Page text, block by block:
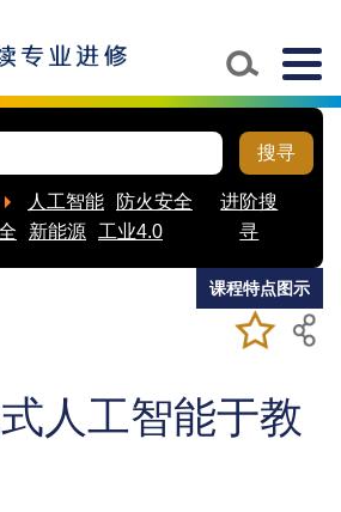
搜寻
人工智能
防火安全
新能源 工业4.0
进阶搜
寻
加入/移除
至我喜爱
儲存課程
人工智能于教
课程特点图示